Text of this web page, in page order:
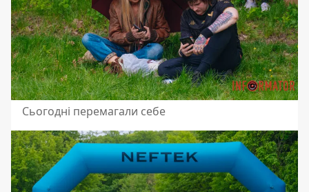
Сьогодні перемагали себе